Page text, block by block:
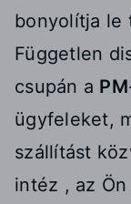
bonyolítja le
Független
csupán a
ügyfeleket,
szállítást
intéz , az